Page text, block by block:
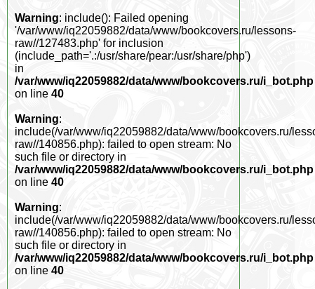
Warning: include(): Failed opening
'/var/www/iq22059882/data/www/bookcovers.ru/lessons-
raw//127483.php' for inclusion
(include_path='.:/usr/share/pear:/usr/share/php')
in
/var/www/iq22059882/data/www/bookcovers.ru/i_bot.php
on line 40
Warning:
include(/var/www/iq22059882/data/www/bookcovers.ru/
raw//140856.php): failed to open stream: No
such file or directory in
/var/www/iq22059882/data/www/bookcovers.ru/i_bot.php
on line 40
Warning:
include(/var/www/iq22059882/data/www/bookcovers.ru/
raw//140856.php): failed to open stream: No
such file or directory in
/var/www/iq22059882/data/www/bookcovers.ru/i_bot.php
on line 40